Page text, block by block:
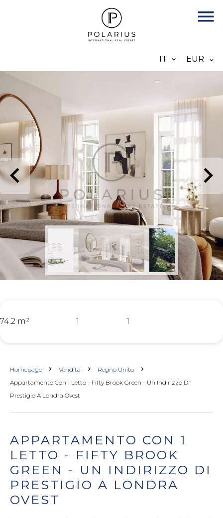
IT EUR
74.2 m² 1 1
Homepage Vendita
Regno Unito
Appartamento Con 1 Letto - Fifty Brook Green - Un Indirizzo Di
Prestigio A Londra Ovest
APPARTAMENTO CON 1
LETTO - FIFTY BROOK
GREEN - UN INDIRIZZO DI
PRESTIGIO A LONDRA
OVEST